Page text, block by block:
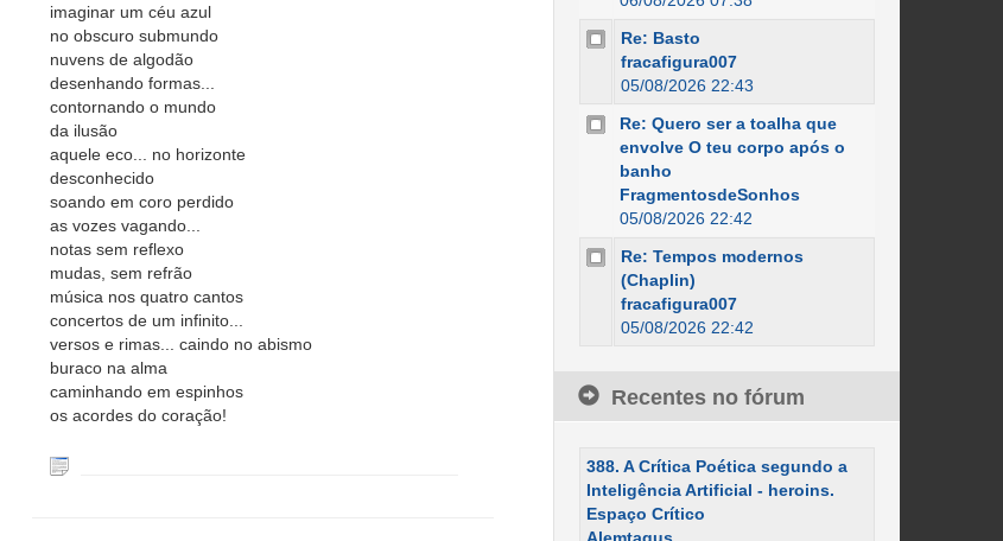
imaginar um céu azul
no obscuro submundo
nuvens de algodão
desenhando formas...
contornando o mundo
da ilusão
aquele eco... no horizonte
desconhecido
soando em coro perdido
as vozes vagando...
notas sem reflexo
mudas, sem refrão
música nos quatro cantos
concertos de um infinito...
versos e rimas... caindo no abismo
buraco na alma
caminhando em espinhos
os acordes do coração!
Re: Basto
fracafigura007
05/08/2026 22:43
Re: Quero ser a toalha que
envolve O teu corpo após o
banho
FragmentosdeSonhos
05/08/2026 22:42
Re: Tempos modernos
(Chaplin)
fracafigura007
05/08/2026 22:42
Recentes no fórum
388. A Crítica Poética segundo a
Inteligência Artificial - heroins.
Espaço Crítico